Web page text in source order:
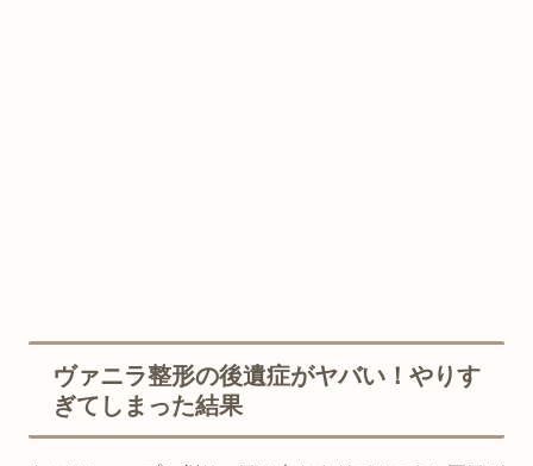
ヴァニラ整形の後遺症がヤバい！やりす
ぎてしまった結果